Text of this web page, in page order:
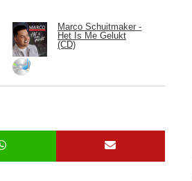
Marco Schuitmaker -
Het Is Me Gelukt
(CD)